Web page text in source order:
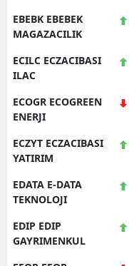
EBEBK EBEBEK
MAGAZACILIK
ECILC ECZACIBASI
ILAC
ECOGR ECOGREEN
ENERJI
ECZYT ECZACIBASI
YATIRIM
EDATA E-DATA
TEKNOLOJI
EDIP EDIP
GAYRIMENKUL